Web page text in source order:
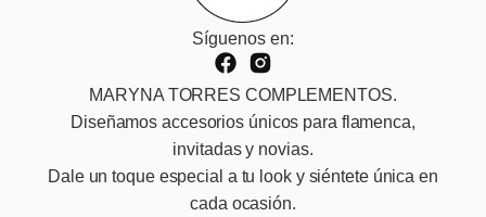
Síguenos en:
MARYNA TORRES COMPLEMENTOS.
Diseñamos accesorios únicos para flamenca,
invitadas y novias.
Dale un toque especial a tu look y siéntete única en
cada ocasión.